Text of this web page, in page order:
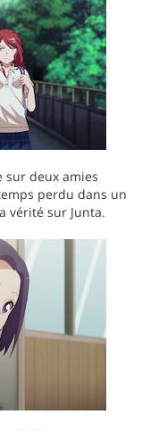
sur deux amies
perdu dans un
vérité sur Junta.